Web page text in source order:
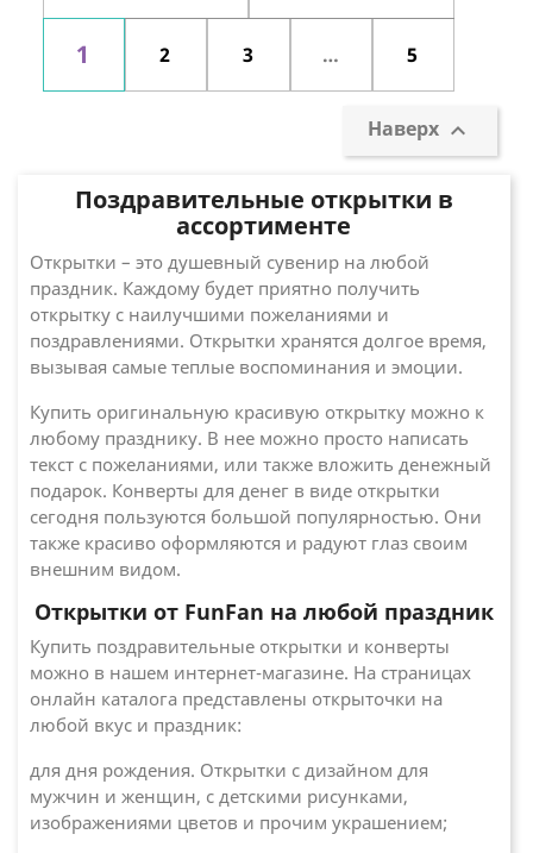
1 2 3 … 5
Наверх 
Поздравительные открытки в
ассортименте
Открытки – это душевный сувенир на любой
праздник. Каждому будет приятно получить
открытку с наилучшими пожеланиями и
поздравлениями. Открытки хранятся долгое время,
вызывая самые теплые воспоминания и эмоции.
Купить оригинальную красивую открытку можно к
любому празднику. В нее можно просто написать
текст с пожеланиями, или также вложить денежный
подарок. Конверты для денег в виде открытки
сегодня пользуются большой популярностью. Они
также красиво оформляются и радуют глаз своим
внешним видом.
Открытки от FunFan на любой праздник
Купить поздравительные открытки и конверты
можно в нашем интернет-магазине. На страницах
онлайн каталога представлены открыточки на
любой вкус и праздник:
для дня рождения. Открытки с дизайном для
мужчин и женщин, с детскими рисунками,
изображениями цветов и прочим украшением;